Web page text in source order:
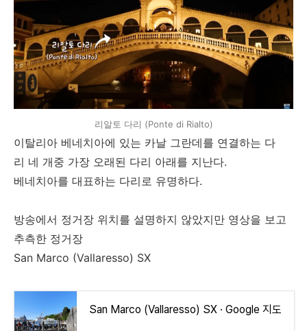
리알토 다리 (Ponte di Rialto)
이탈리아 베네치아에 있는 카날 그란데를 연결하는 다
리 네 개중 가장 오래된 다리 아래를 지난다.
베네치아를 대표하는 다리로 유명하다.
방송에서 정거장 위치를 설명하지 않았지만 영상을 보고
추측한 정거장
San Marco (Vallaresso) SX
San Marco (Vallaresso) SX · Google 지도